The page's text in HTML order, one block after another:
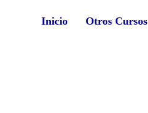
Inicio Otros Cursos